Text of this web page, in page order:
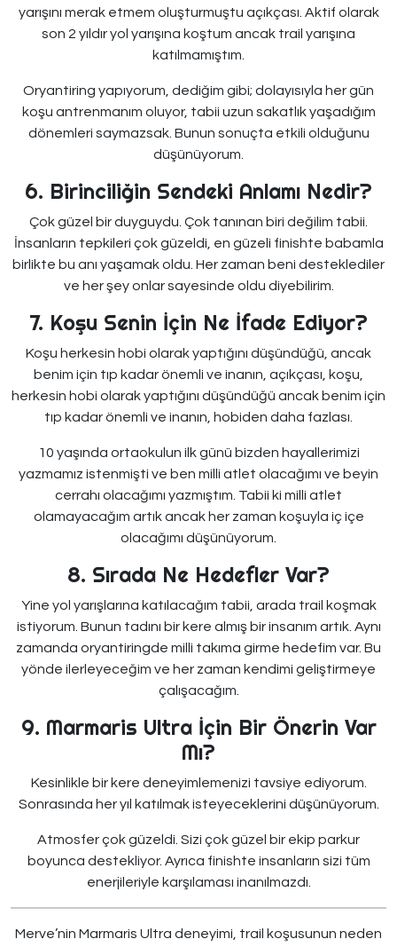
yarışını merak etmem oluşturmuştu açıkçası. Aktif olarak
son 2 yıldır yol yarışına koştum ancak trail yarışına
katılmamıştım.
Oryantiring yapıyorum, dediğim gibi; dolayısıyla her gün
koşu antrenmanım oluyor, tabii uzun sakatlık yaşadığım
dönemleri saymazsak. Bunun sonuçta etkili olduğunu
düşünüyorum.
6. Birinciliğin Sendeki Anlamı Nedir?
Çok güzel bir duyguydu. Çok tanınan biri değilim tabii.
İnsanların tepkileri çok güzeldi, en güzeli finishte babamla
birlikte bu anı yaşamak oldu. Her zaman beni desteklediler
ve her şey onlar sayesinde oldu diyebilirim.
7. Koşu Senin İçin Ne İfade Ediyor?
Koşu herkesin hobi olarak yaptığını düşündüğü, ancak
benim için tıp kadar önemli ve inanın, açıkçası, koşu,
herkesin hobi olarak yaptığını düşündüğü ancak benim için
tıp kadar önemli ve inanın, hobiden daha fazlası.
10 yaşında ortaokulun ilk günü bizden hayallerimizi
yazmamız istenmişti ve ben milli atlet olacağımı ve beyin
cerrahı olacağımı yazmıştım. Tabii ki milli atlet
olamayacağım artık ancak her zaman koşuyla iç içe
olacağımı düşünüyorum.
8. Sırada Ne Hedefler Var?
Yine yol yarışlarına katılacağım tabii, arada trail koşmak
istiyorum. Bunun tadını bir kere almış bir insanım artık. Aynı
zamanda oryantiringde milli takıma girme hedefim var. Bu
yönde ilerleyeceğim ve her zaman kendimi geliştirmeye
çalışacağım.
9. Marmaris Ultra İçin Bir Önerin Var
Mı?
Kesinlikle bir kere deneyimlemenizi tavsiye ediyorum.
Sonrasında her yıl katılmak isteyeceklerini düşünüyorum.
Atmosfer çok güzeldi. Sizi çok güzel bir ekip parkur
boyunca destekliyor. Ayrıca finishte insanların sizi tüm
enerjileriyle karşılaması inanılmazdı.
Merve’nin Marmaris Ultra deneyimi, trail koşusunun neden